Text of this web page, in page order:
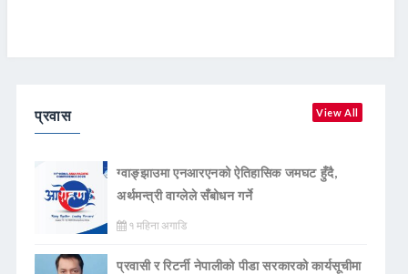
प्रवास View All
ग्वाङ्झाउमा एनआरएनको ऐतिहासिक जमघट हुँदै,
अर्थमन्त्री वाग्लेले सँबोधन गर्ने
१ महिना अगाडि
प्रवासी र रिटर्नी नेपालीको पीडा सरकारको कार्यसूचीमा